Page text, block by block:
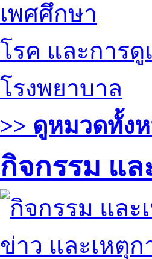
เพศศึกษา
โรค และการ
โรงพยาบาล
>> ดูหมวดทั้ง
กิจกรรม แ
ข่าว และเหตุ